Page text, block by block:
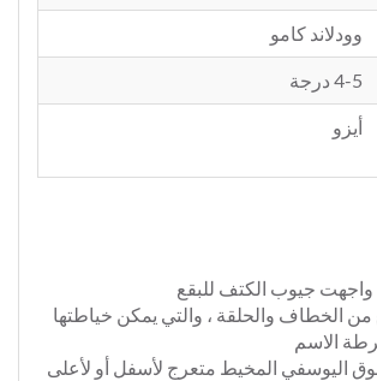
وودلاند كامو
4-5 درجة
أيزو
3 قطع من الخطاف والحلقة ، والتي يمكن خياطتها
الاسم
اليوسفي المخيط متعرج لأسفل أو لأعلى